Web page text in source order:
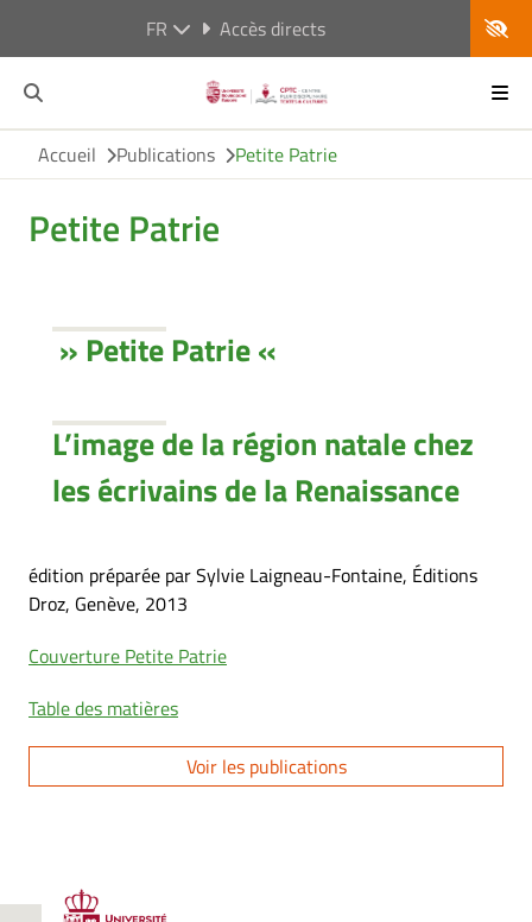
FR Accès directs
Accueil Publications Petite Patrie
Petite Patrie
» Petite Patrie «
L’image de la région natale chez
les écrivains de la Renaissance
édition préparée par Sylvie Laigneau-Fontaine, Éditions
Droz, Genève, 2013
Couverture Petite Patrie
Table des matières
Voir les publications